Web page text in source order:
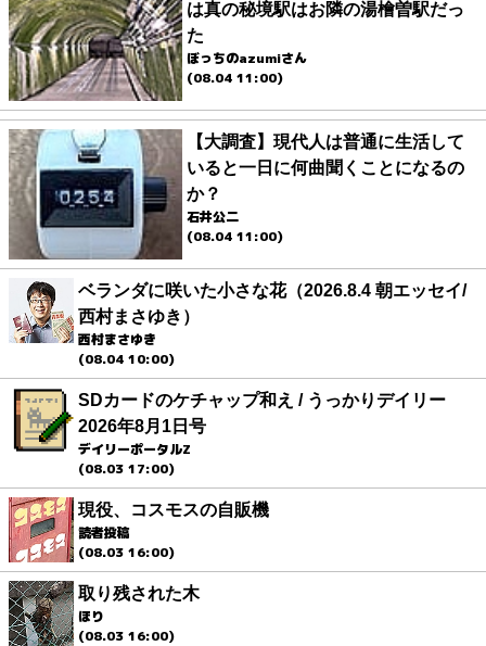
は真の秘境駅はお隣の湯檜曽駅だっ
た
ぼっちのazumiさん
(08.04 11:00)
【大調査】現代人は普通に生活して
いると一日に何曲聞くことになるの
か？
石井公二
(08.04 11:00)
ベランダに咲いた小さな花（2026.8.4 朝エッセイ/
西村まさゆき）
西村まさゆき
(08.04 10:00)
SDカードのケチャップ和え / うっかりデイリー
2026年8月1日号
デイリーポータルZ
(08.03 17:00)
現役、コスモスの自販機
読者投稿
(08.03 16:00)
取り残された木
ほり
(08.03 16:00)